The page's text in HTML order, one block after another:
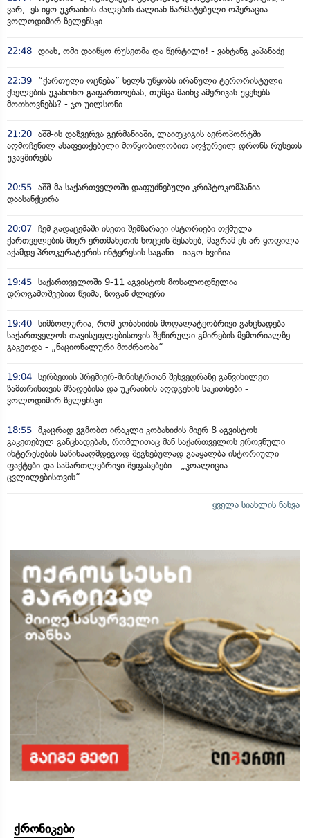
ვარ, ეს იყო უკრაინის ძალების ძალიან წარმატებული ოპერაცია -
ვოლოდიმირ ზელენსკი
22:48 დიახ, ომი დაიწყო რუსეთმა და წერტილი! - ვახტანგ კაპანაძე
22:39
“ქართული ოცნება” ხელს უწყობს ირანული ტერორისტული
ქსელების უკანონო გაფართოებას, თუმცა მაინც ამერიკას უყენებს
მოთხოვნებს? - ჯო უილსონი
21:20 აშშ-ის დაზვერვა გერმანიაში, ლაიფციგის აეროპორტში
აღმოჩენილ ასაფეთქებელი მოწყობილობით აღჭურვილ დრონს რუსეთს
უკავშირებს
20:55 აშშ-მა საქართველოში დაფუძნებული კრიპტოკომპანია
დაასანქცირა
20:07 ჩემ გადაცემაში ისეთი შემზარავი ისტორიები თქმულა
ქართველების მიერ ერთმანეთის ხოცვის შესახებ, მაგრამ ეს არ ყოფილა
აქამდე პროკურატურის ინტერესის საგანი - იაგო ხვიჩია
19:45 საქართველოში 9-11 აგვისტოს მოსალოდნელია
დროგამოშვებით წვიმა, ზოგან ძლიერი
19:40 სიმბოლურია, რომ კობახიძის მოღალატეობრივი განცხადება
საქართველოს თავისუფლებისთვის შეწირული გმირების მემორიალზე
გაკეთდა - „ნაციონალური მოძრაობა“
19:04 სერბეთის პრემიერ-მინისტრთან შეხვედრაზე განვიხილეთ
ზამთრისთვის მზადებისა და უკრაინის აღდგენის საკითხები -
ვოლოდიმირ ზელენსკი
18:55 მკაცრად ვგმობთ ირაკლი კობახიძის მიერ 8 აგვისტოს
გაკეთებულ განცხადებას, რომლითაც მან საქართველოს ეროვნული
ინტერესების საწინააღმდეგოდ შეგნებულად გააყალბა ისტორიული
ფაქტები და სამართლებრივი შეფასებები - „კოალიცია
ცვლილებისთვის“
ყველა სიახლის ნახვა
ქრონიკები